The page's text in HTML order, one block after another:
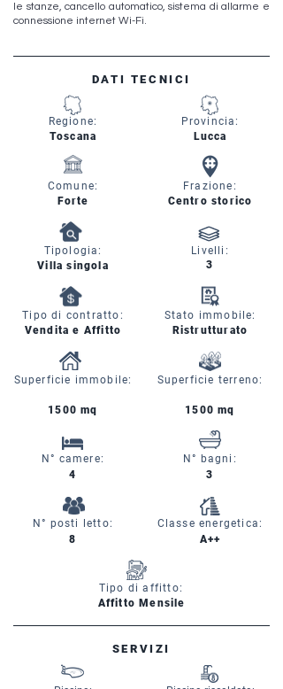
le stanze, cancello automatico, sistema di allarme e
connessione internet Wi-Fi.
DATI TECNICI
Regione:
Toscana
Lucca
Provincia:
Comune:
Forte
Frazione:
Centro storico
Tipologia:
Villa singola
Tipo di contratto:
Vendita e Affitto
Livelli:
3
Stato immobile:
Ristrutturato
Superficie immobile: Superficie terreno:
1500 mq
N° camere:
4
N° posti letto:
8
1500 mq
N° bagni:
3
Classe energetica:
A++
Tipo di affitto:
Affitto Mensile
SERVIZI